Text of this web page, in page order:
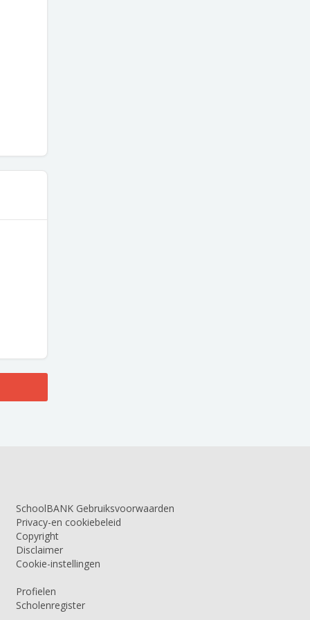
SchoolBANK Gebruiksvoorwaarden
Privacy-en cookiebeleid
Copyright
Disclaimer
Cookie-instellingen
Profielen
Scholenregister